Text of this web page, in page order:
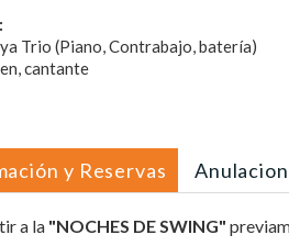
:
Trio (Piano, Contrabajo, batería)
cantante
y Reservas
a la "NOCHES DE SWING"